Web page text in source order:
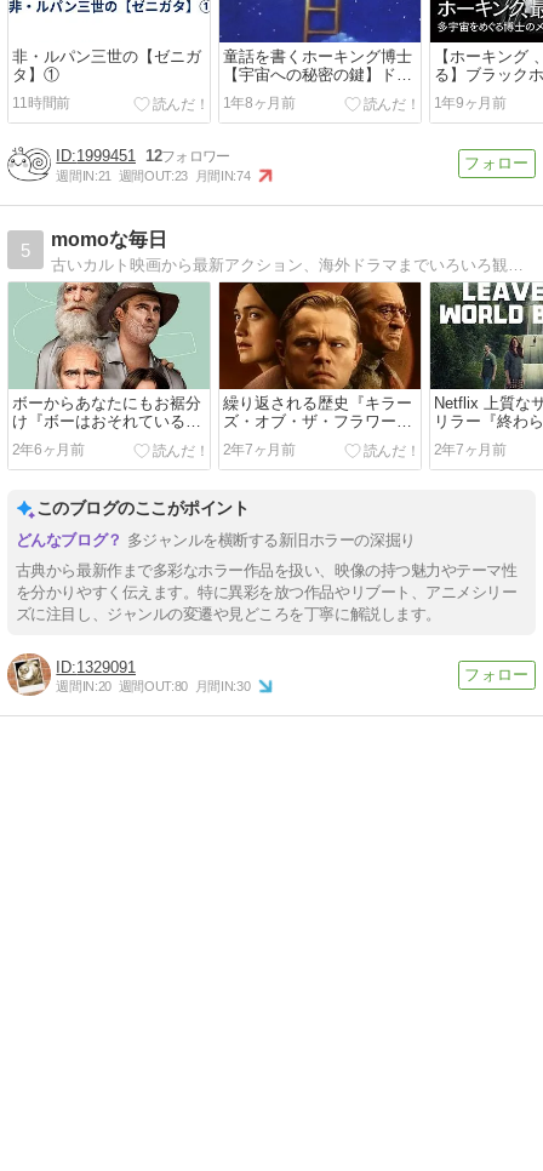
非・ルパン三世の【ゼニガ
タ】①
11時間前
童話を書くホーキング博士
【宇宙への秘密の鍵】ドラ
えもん的要素とバック・ト
ゥー・ザ・フューチャー的
設定が楽しい
1年8ヶ月前
【ホーキング
る】ブラック
物のように、
達のように再
るホーキング
1年9ヶ月前
1999451 12
週間IN:21 週間OUT:23 月間IN:74
5
momoな毎日
ボーからあなたにもお裾分
け『ボーはおそれている』
(2023)
2年6ヶ月前
繰り返される歴史『キラー
ズ・オブ・ザ・フラワーム
ーン』(2023)
2年7ヶ月前
Netflix 上質な
リラー『終わ
(2023)
2年7ヶ月前
このブログのここがポイント
多ジャンルを横断する新旧ホラーの深掘り
古典から最新作まで多彩なホラー作品を扱い、映像の持つ魅力やテーマ性
を分かりやすく伝えます。特に異彩を放つ作品やリブート、アニメシリー
ズに注目し、ジャンルの変遷や見どころを丁寧に解説します。
1329091
週間IN:20 週間OUT:80 月間IN:30